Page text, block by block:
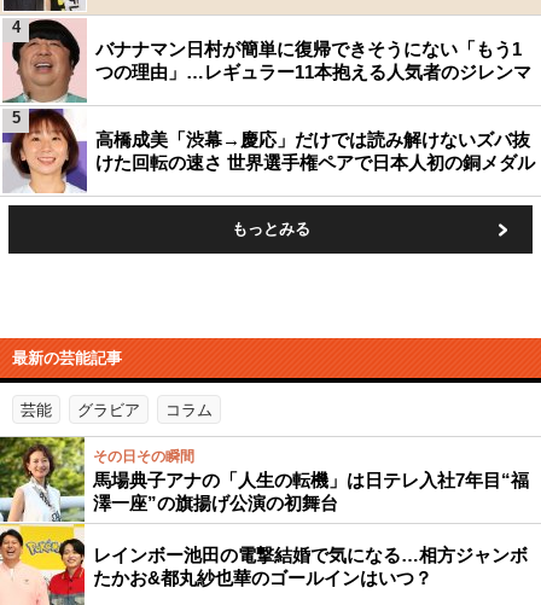
バナナマン日村が簡単に復帰できそうにない「もう1
つの理由」…レギュラー11本抱える人気者のジレンマ
4
高橋成美「渋幕→慶応」だけでは読み解けないズバ抜
けた回転の速さ 世界選手権ペアで日本人初の銅メダル
5
もっとみる
最新の芸能記事
芸能 グラビア コラム
その日その瞬間
馬場典子アナの「人生の転機」は日テレ入社7年目“福
澤一座”の旗揚げ公演の初舞台
レインボー池田の電撃結婚で気になる…相方ジャンボ
たかお&都丸紗也華のゴールインはいつ？